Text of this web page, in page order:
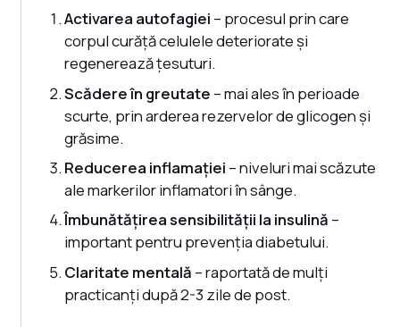
Activarea autofagiei – procesul prin care
corpul curăță celulele deteriorate și
regenerează țesuturi.
Scădere în greutate – mai ales în perioade
scurte, prin arderea rezervelor de glicogen și
grăsime.
Reducerea inflamației – niveluri mai scăzute
ale markerilor inflamatori în sânge.
Îmbunătățirea sensibilității la insulină –
important pentru prevenția diabetului.
Claritate mentală – raportată de mulți
practicanți după 2-3 zile de post.